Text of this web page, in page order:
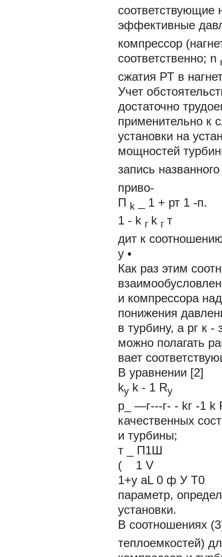
соответствующие
эффективные
компрессор
соответственно; n
сжатия РТ в
Учет
достаточно
применительно к
установки на
мощностей
запись
приво-
П k 1 + рт 1 -п.
1 - k г k г т
дит к
у •
Как раз этим
и компрессора
понижения
в турбину, а pг к -
можно полагать
вает
В уравнении [2]
ky k - 1 Ry
р_ —г---г- - kг -1 k
качественных
и турбины;
т _ П1Ш
(
1 V
1+у аL 0 ф У Т0
параметр,
установки.
В соотношениях
теплоемкостей)